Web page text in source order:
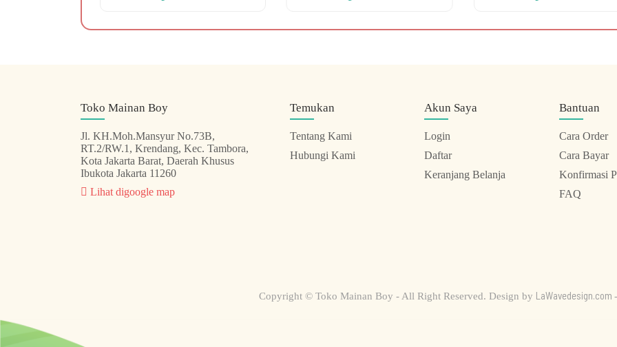
Toko Mainan Boy
Jl. KH.Moh.Mansyur No.73B,
RT.2/RW.1, Krendang, Kec. Tambora,
Kota Jakarta Barat, Daerah Khusus
Ibukota Jakarta 11260
Lihat digoogle map
Temukan
Tentang Kami
Hubungi Kami
Akun Saya
Login
Daftar
Keranjang Belanja
Bantuan
Cara Order
Cara Bayar
Konfirmasi
FAQ
Copyright © Toko Mainan Boy - All Right Reserved. Design by LaWavedesign.com